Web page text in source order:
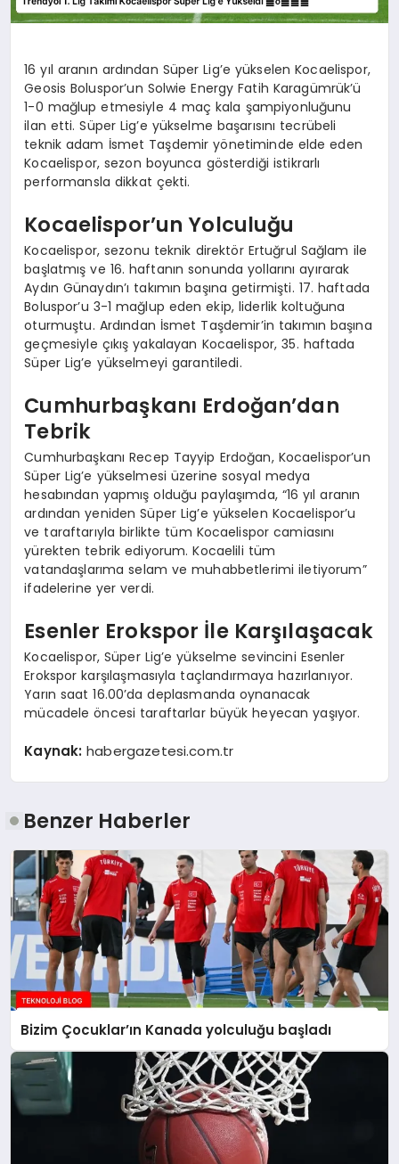
16 yıl aranın ardından Süper Lig’e yükselen Kocaelispor,
Geosis Boluspor’un Solwie Energy Fatih Karagümrük’ü
1-0 mağlup etmesiyle 4 maç kala şampiyonluğunu
ilan etti. Süper Lig’e yükselme başarısını tecrübeli
teknik adam İsmet Taşdemir yönetiminde elde eden
Kocaelispor, sezon boyunca gösterdiği istikrarlı
performansla dikkat çekti.
Kocaelispor’un Yolculuğu
Kocaelispor, sezonu teknik direktör Ertuğrul Sağlam ile
başlatmış ve 16. haftanın sonunda yollarını ayırarak
Aydın Günaydın’ı takımın başına getirmişti. 17. haftada
Boluspor’u 3-1 mağlup eden ekip, liderlik koltuğuna
oturmuştu. Ardından İsmet Taşdemir’in takımın başına
geçmesiyle çıkış yakalayan Kocaelispor, 35. haftada
Süper Lig’e yükselmeyi garantiledi.
Cumhurbaşkanı Erdoğan’dan
Tebrik
Cumhurbaşkanı Recep Tayyip Erdoğan, Kocaelispor’un
Süper Lig’e yükselmesi üzerine sosyal medya
hesabından yapmış olduğu paylaşımda, “16 yıl aranın
ardından yeniden Süper Lig’e yükselen Kocaelispor’u
ve taraftarıyla birlikte tüm Kocaelispor camiasını
yürekten tebrik ediyorum. Kocaelili tüm
vatandaşlarıma selam ve muhabbetlerimi iletiyorum”
ifadelerine yer verdi.
Esenler Erokspor İle Karşılaşacak
Kocaelispor, Süper Lig’e yükselme sevincini Esenler
Erokspor karşılaşmasıyla taçlandırmaya hazırlanıyor.
Yarın saat 16.00’da deplasmanda oynanacak
mücadele öncesi taraftarlar büyük heyecan yaşıyor.
Kaynak: habergazetesi.com.tr
Benzer Haberler
Bizim Çocuklar’ın Kanada yolculuğu başladı